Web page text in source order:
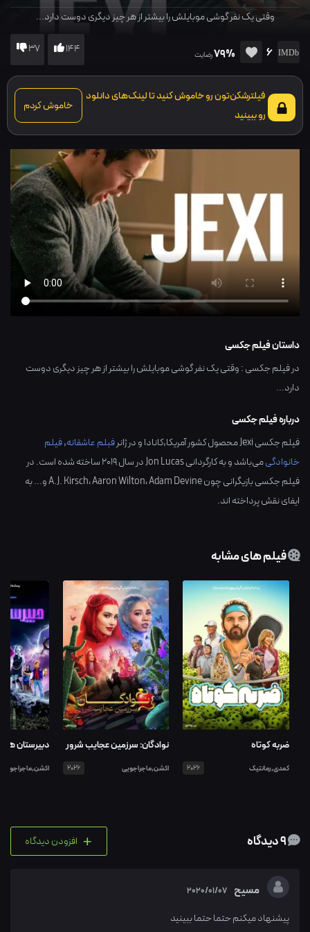
وقتی یک نفر گوشی موبایلش را بیشتر از هر چیز دیگری دوست دارد...
6
79%رضایت 144
37
فیلترشکن‌تون رو خاموش کنید تا لینک‌های دانلود
رو ببینید
خاموش کردم
داستان فیلم جکسی
در فیلم جکسی : وقتی یک نفر گوشی موبایلش را بیشتر از هر چیز دیگری دوست
دارد...
درباره فیلم جکسی
فیلم جکسی Jexi محصول کشور آمریکا,کاناداو در ژانرفبلم عاشقانه,فیلم
خانوادگیمی‌باشد و به کارگردانیJon Lucasدر سال2019ساخته شده است. در
فیلم جکسی بازیگرانی چون
A.J. Kirsch،Aaron Wilton،Adam Devine
و... به
ایفای نقش پرداخته اند.
فیلم های مشابه
ضربه کوتاه
کمدی,رمانتیک 2026
نوادگان: سرزمین عجایب شرور
اکشن,ماجراجویی 2026
دبیرستان
اکشن,ماجراجویی
+ افزودن دیدگاه
مسیح 2020/01/07
پیشنهاد میکنم حتما حتما ببینید